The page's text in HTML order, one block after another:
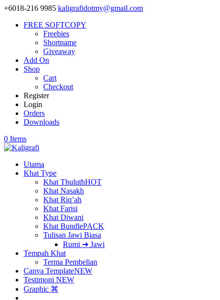
+6018-216 9985 kaligrafidotmy@gmail.com
FREE SOFTCOPY
Freebies
Shortname
Giveaway
Add On
Shop
Cart
Checkout
Register
Login
Orders
Downloads
0 Items
Utama
Khat Type
Khat ThuluthHOT
Khat Nasakh
Khat Riq’ah
Khat Farisi
Khat Diwani
Khat BundlePACK
Tulisan Jawi Biasa
Rumi ➔ Jawi
Tempah Khat
Terma Pembelian
Canva TemplateNEW
Testimoni NEW
Graphic ⌘